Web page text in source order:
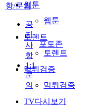
웹툰
웹툰
토렌트
토렌트
먹튀검증
먹튀검증
TV다시보기
항/문의
공
지
사
항
1:1
문
의
포토존